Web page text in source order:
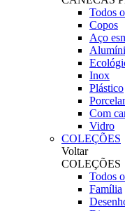
Todos
Copos
Aço
Inox
Plástico
Com
Vidro
COLEÇÕES
Voltar
COLEÇÕES
Todos
Família